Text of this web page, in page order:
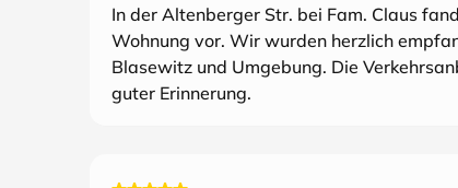
In der Altenberger Str. bei Fam. Claus
Wohnung vor. Wir wurden herzlich
Blasewitz und Umgebung. Die
guter Erinnerung.